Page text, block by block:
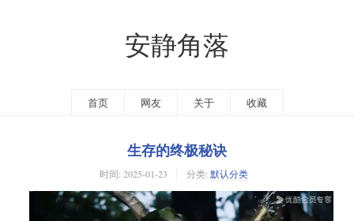
安静角落
首页 网友 关于 收藏
生存的终极秘诀
时间: 2025-01-23 分类: 默认分类